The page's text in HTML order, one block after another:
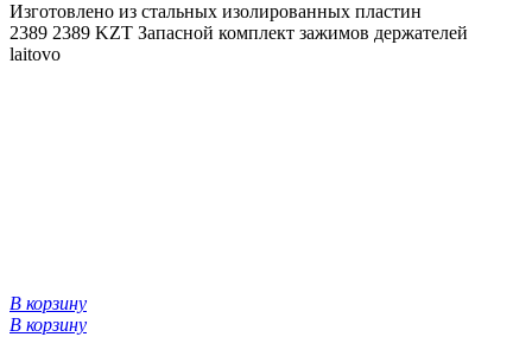
Изготовлено из стальных изолированных пластин
2389 2389 KZT Запасной комплект зажимов держателей
laitovo
В корзину
В корзину